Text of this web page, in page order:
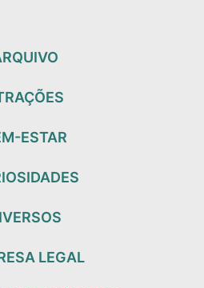
ESTAR
LEGAL